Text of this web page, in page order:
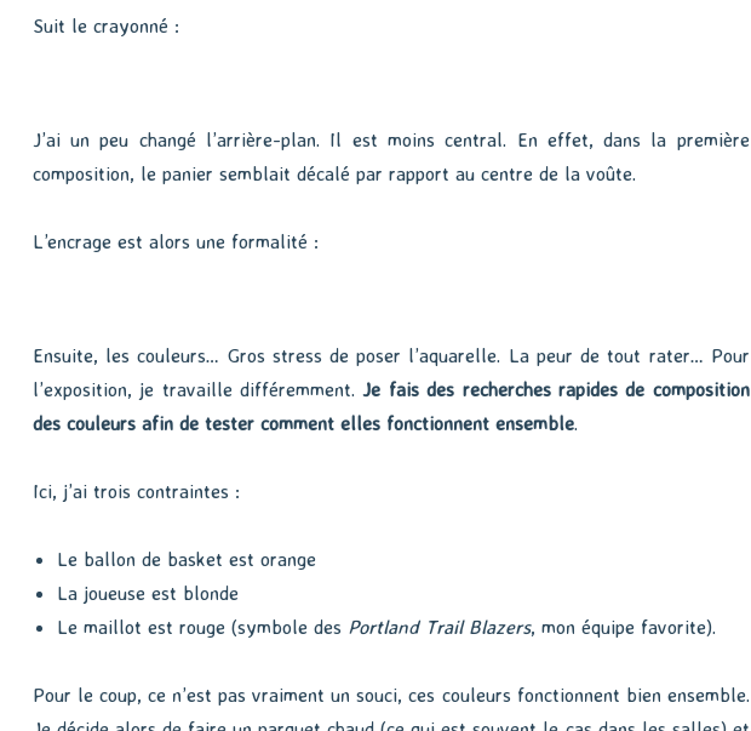
Suit le crayonné :
J’ai un peu changé l’arrière-plan. Il est moins central. En effet, dans la première
composition, le panier semblait décalé par rapport au centre de la voûte.
L’encrage est alors une formalité :
Ensuite, les couleurs… Gros stress de poser l’aquarelle. La peur de tout rater… Pour
l’exposition, je travaille différemment.Je fais des recherches rapides de composition
des couleurs afin de tester comment elles fonctionnent ensemble.
Ici, j’ai trois contraintes :
Le ballon de basket est orange
La joueuse est blonde
Le maillot est rouge (symbole des Portland Trail Blazers, mon équipe favorite).
Pour le coup, ce n’est pas vraiment un souci, ces couleurs fonctionnent bien ensemble.